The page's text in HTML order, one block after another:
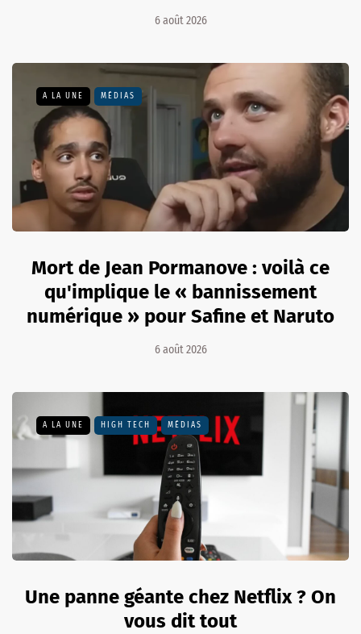
6 août 2026
A LA UNE MÉDIAS
Mort de Jean Pormanove : voilà ce
qu'implique le « bannissement
numérique » pour Safine et Naruto
6 août 2026
A LA UNE HIGH TECH MÉDIAS
Une panne géante chez Netflix ? On
vous dit tout